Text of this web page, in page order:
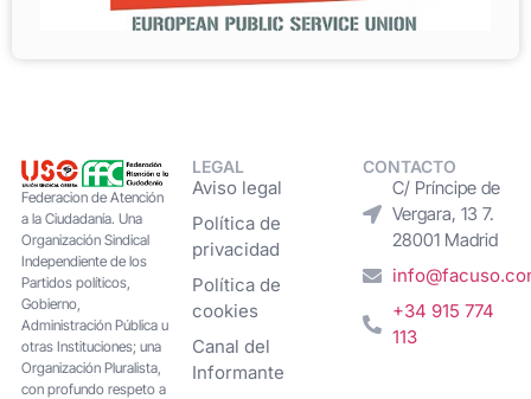
Federacion de Atención
a la Ciudadanía. Una
Organización Sindical
Independiente de los
Partidos políticos,
Gobierno,
Administración Pública u
otras Instituciones; una
Organización Pluralista,
con profundo respeto a
LEGAL
Aviso legal
Política de
privacidad
Política de
cookies
Canal del
Informante
CONTACTO
C/ Príncipe de
Vergara, 13 7.
28001 Madrid
+34 915 774
113